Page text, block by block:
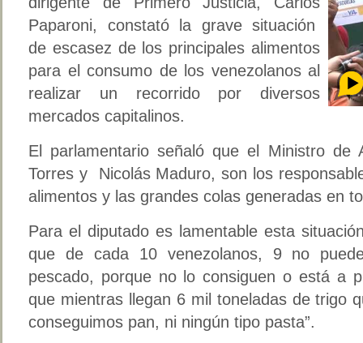
Paparoni, constató la grave situación
de escasez de los principales alimentos
para el consumo de los venezolanos al
realizar un recorrido por diversos
mercados capitalinos.
El parlamentario señaló que el Ministro de
Torres y Nicolás Maduro, son los
alimentos y las grandes colas generadas en
Para el diputado es lamentable esta
que de cada 10 venezolanos, 9 no
pescado, porque no lo consiguen o está a
que mientras llegan 6 mil toneladas de trigo
conseguimos pan, ni ningún tipo pasta”.